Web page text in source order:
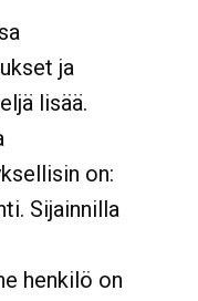
ja
lisää.
on:
Sijainnilla
henkilö on